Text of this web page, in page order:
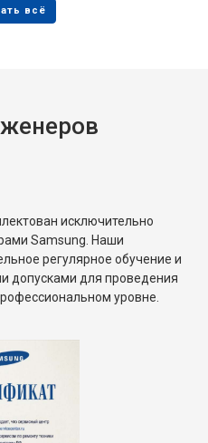
исключительно
Samsung. Наши
регулярное обучение и
допусками для проведения
уровне.